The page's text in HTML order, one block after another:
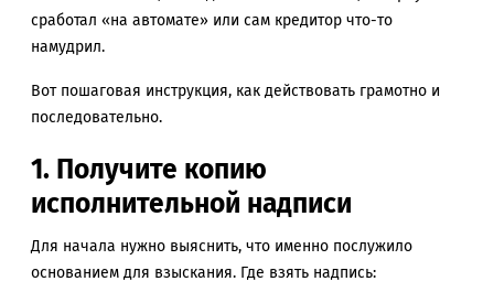
сработал «на автомате» или сам кредитор что-то
намудрил.
Вот пошаговая инструкция, как действовать грамотно и
последовательно.
1. Получите копию
исполнительной надписи
Для начала нужно выяснить, что именно послужило
основанием для взыскания. Где взять надпись: